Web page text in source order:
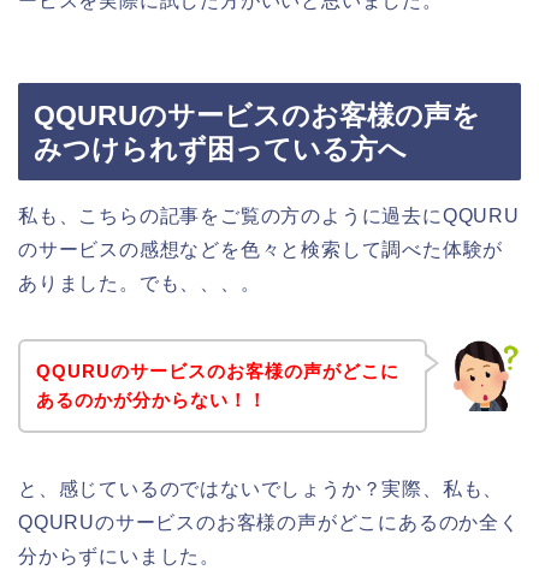
QQURUのサービスのお客様の声を
みつけられず困っている方へ
私も、こちらの記事をご覧の方のように過去にQQURU
のサービスの感想などを色々と検索して調べた体験が
ありました。でも、、、。
QQURUのサービスのお客様の声がどこに
あるのかが分からない！！
と、感じているのではないでしょうか？実際、私も、
QQURUのサービスのお客様の声がどこにあるのか全く
分からずにいました。